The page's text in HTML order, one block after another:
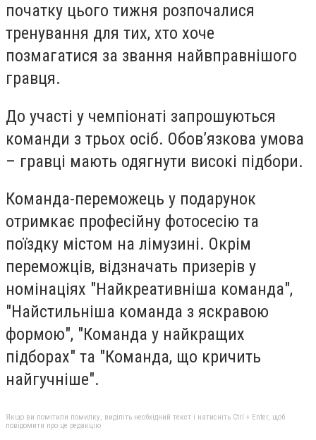
початку цього тижня розпочалися
тренування для тих, хто хоче
позмагатися за звання найвправнішого
гравця.
До участі у чемпіонаті запрошуються
команди з трьох осіб. Обов’язкова умова
– гравці мають одягнути високі підбори.
Команда-переможець у подарунок
отримкає професійну фотосесію та
поїздку містом на лімузині. Окрім
переможців, відзначать призерів у
номінаціях "Найкреативніша команда",
"Найстильніша команда з яскравою
формою", "Команда у найкращих
підборах" та "Команда, що кричить
найгучніше".
Якщо ви помітили помилку, виділіть необхідний текст і натисніть Ctrl + Enter, щоб
повідомити про це редакцію